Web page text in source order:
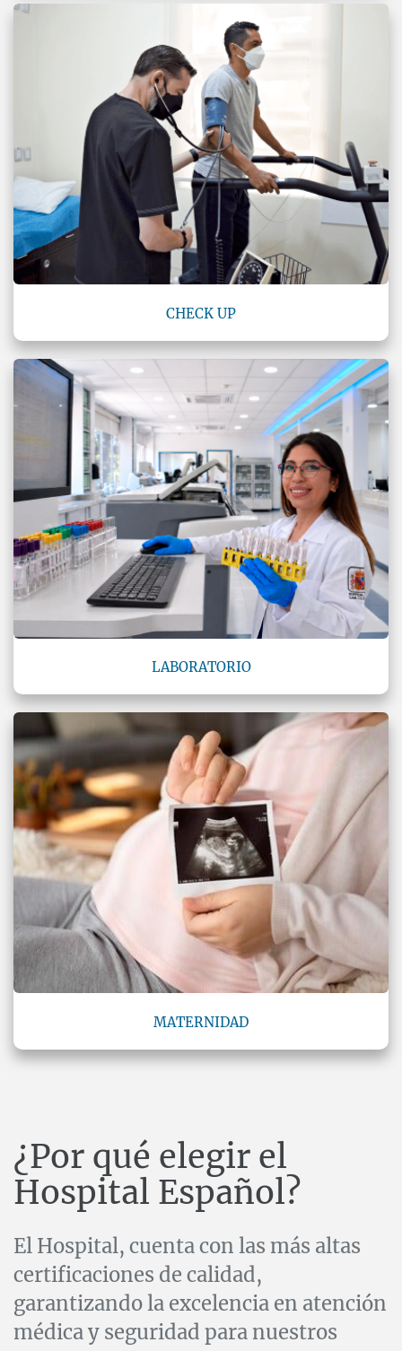
CHECK UP
LABORATORIO
MATERNIDAD
¿Por qué elegir el
​Hospital Español?
El Hospital, cuenta con las más altas
certificaciones de calidad,
garantizando la excelencia en atención
médica y seguridad para nuestros